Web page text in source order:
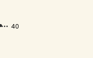
... 40